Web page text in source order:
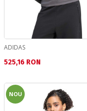
ADIDAS
Текуща цена:
525,16 RON
NOU